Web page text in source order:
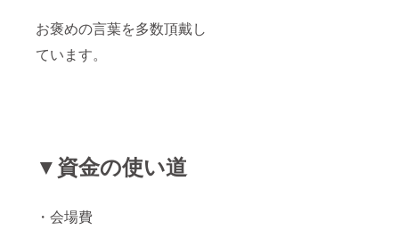
お褒めの言葉を多数頂戴し
ています。
▼資金の使い道
・会場費